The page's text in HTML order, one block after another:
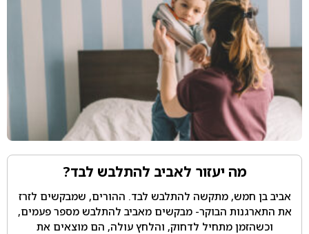
מה יעזור לאביב להתלבש לבד?
אביב בן חמש, מתקשה להתלבש לבד. ההורים, שמבקשים לזרז
את התארגנות הבוקר- מבקשים מאביב להתלבש מספר פעמים,
וכשהזמן מתחיל לדחוק, והלחץ עולה, הם מוצאים את